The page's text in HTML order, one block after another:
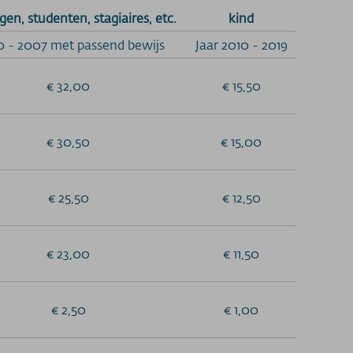
studenten, stagiaires, etc.
kind
- 2007 met passend bewijs
Jaar 2010 - 2019
€ 32,00 € 15,50
€ 30,50 € 15,00
€ 25,50 € 12,50
€ 23,00 € 11,50
€ 2,50 € 1,00